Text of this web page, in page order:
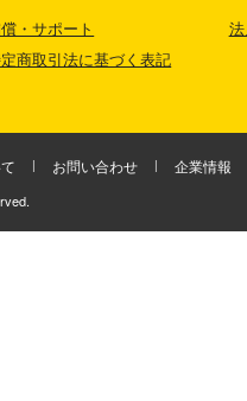
・サポート
商取引法に基づく表記
お問い合わせ 企業情報